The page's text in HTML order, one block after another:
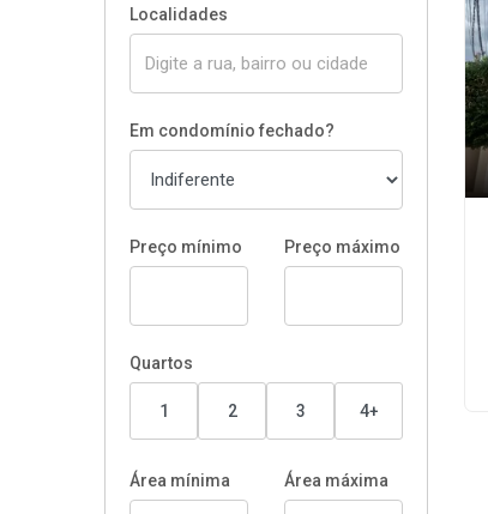
Localidades
Em condomínio fechado?
Preço mínimo Preço máximo
Quartos
1 2 3 4+
Área mínima Área máxima